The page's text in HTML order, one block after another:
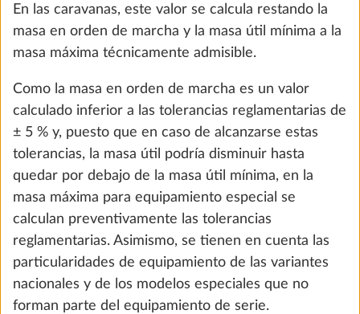
Luz ambiente (en función del modelo) Más
0,3 kg
137 €
En las caravanas, este valor se calcula restando la
masa en orden de marcha y la masa útil mínima a la
masa máxima técnicamente admisible.
Como la masa en orden de marcha es un valor
calculado inferior a las tolerancias reglamentarias de
± 5 % y, puesto que en caso de alcanzarse estas
tolerancias, la masa útil podría disminuir hasta
quedar por debajo de la masa útil mínima, en la
masa máxima para equipamiento especial se
calculan preventivamente las tolerancias
reglamentarias. Asimismo, se tienen en cuenta las
particularidades de equipamiento de las variantes
nacionales y de los modelos especiales que no
forman parte del equipamiento de serie.